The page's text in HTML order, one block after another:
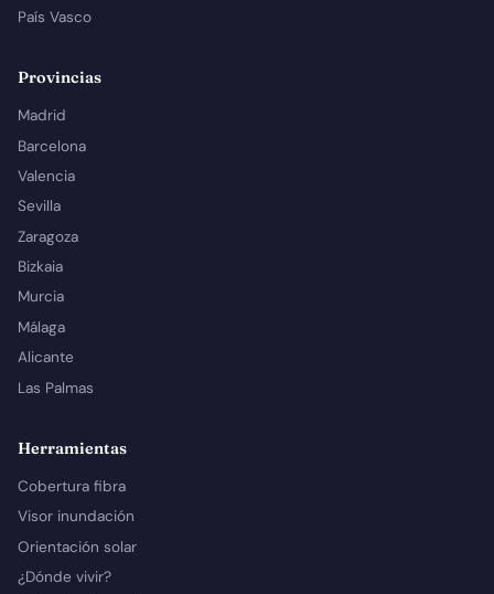
País Vasco
Provincias
Madrid
Barcelona
Valencia
Sevilla
Zaragoza
Bizkaia
Murcia
Málaga
Alicante
Las Palmas
Herramientas
Cobertura fibra
Visor inundación
Orientación solar
¿Dónde vivir?